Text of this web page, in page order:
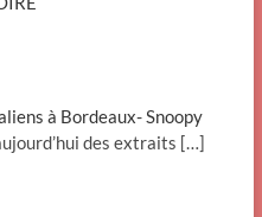
à Bordeaux- Snoopy
des extraits […]